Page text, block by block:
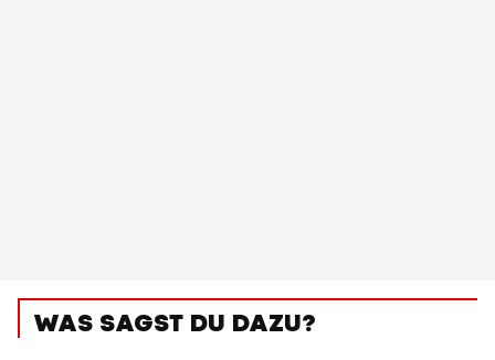
WAS SAGST DU DAZU?